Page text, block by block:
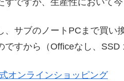
ずですが、生産性において
、サブのノートPCまで買い
ですから（Officeなし、SSD
オンラインショッピング